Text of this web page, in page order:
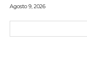
Agosto 9, 2026